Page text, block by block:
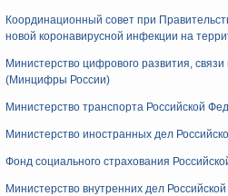
Координационный совет при
новой коронавирусной инфекции на
Министерство цифрового развития,
(Минцифры России)
Министерство транспорта Российской
Министерство иностранных дел
Фонд социального страхования
Министерство внутренних дел